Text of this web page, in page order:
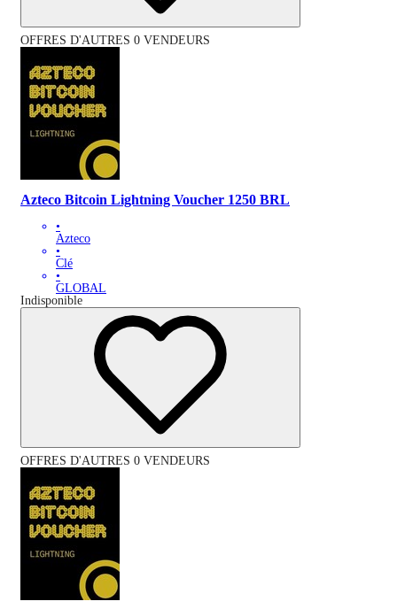
OFFRES D'AUTRES 0 VENDEURS
Azteco Bitcoin Lightning Voucher 1250 BRL
•
Azteco
•
Clé
•
GLOBAL
Indisponible
OFFRES D'AUTRES 0 VENDEURS